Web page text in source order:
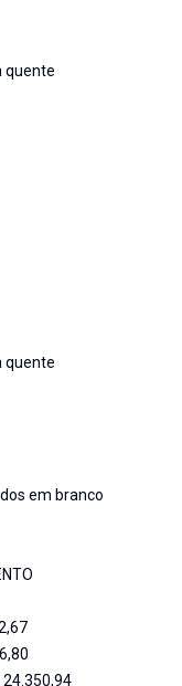
quente
quente
em branco